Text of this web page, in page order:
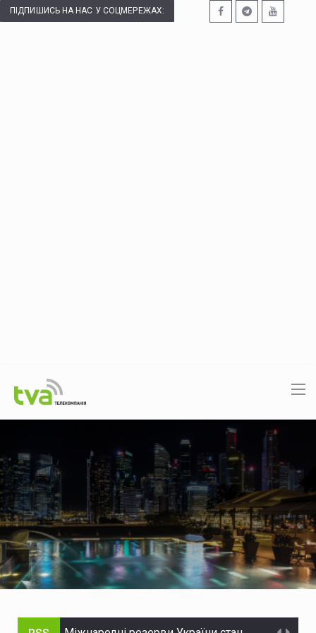
ПІДПИШИСЬ НА НАС У СОЦМЕРЕЖАХ: